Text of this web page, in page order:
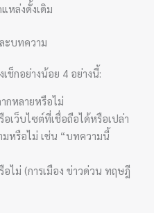
หล่งดั้งเดิม
ะบทความ
ช็กอย่างน้อย 4 อย่างนี้:
กหลายหรือไม่
อเว็บไซต์ที่เชื่อถือได้หรือเปล่า
หรือไม่ เช่น “บทความนี้
ไม่ (การเมือง ข่าวด่วน ทฤษฎี